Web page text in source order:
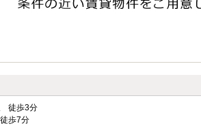
徒歩3分
歩7分